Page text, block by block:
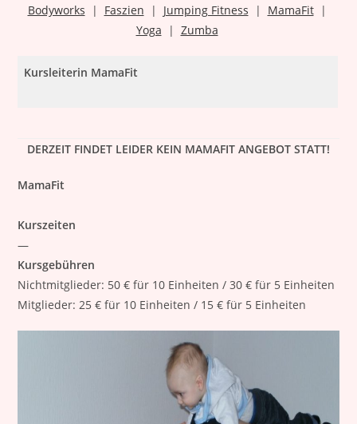
Bodyworks | Faszien | Jumping Fitness | MamaFit|
Yoga | Zumba
Kursleiterin MamaFit
DERZEIT FINDET LEIDER KEIN MAMAFIT ANGEBOT STATT!
MamaFit
Kurszeiten
—
Kursgebühren
Nichtmitglieder: 50 € für 10 Einheiten / 30 € für 5 Einheiten
Mitglieder: 25 € für 10 Einheiten / 15 € für 5 Einheiten